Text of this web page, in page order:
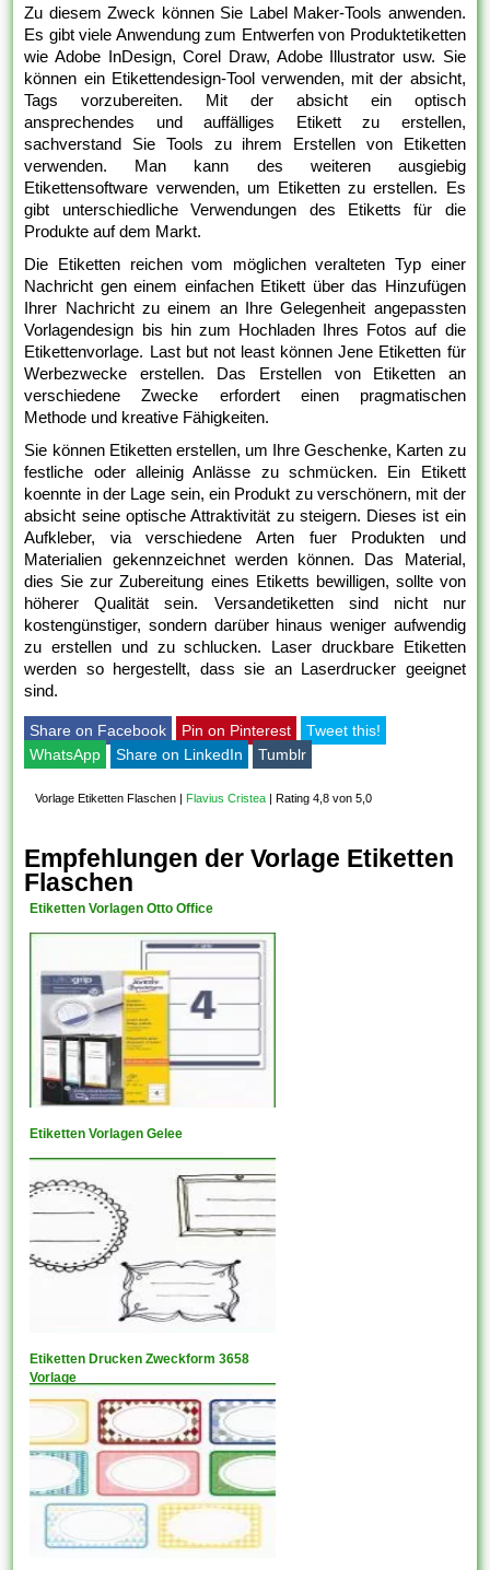
Zu diesem Zweck können Sie Label Maker-Tools anwenden.
Es gibt viele Anwendung zum Entwerfen von Produktetiketten
wie Adobe InDesign, Corel Draw, Adobe Illustrator usw. Sie
können ein Etikettendesign-Tool verwenden, mit der absicht,
Tags vorzubereiten. Mit der absicht ein optisch
ansprechendes und auffälliges Etikett zu erstellen,
sachverstand Sie Tools zu ihrem Erstellen von Etiketten
verwenden. Man kann des weiteren ausgiebig
Etikettensoftware verwenden, um Etiketten zu erstellen. Es
gibt unterschiedliche Verwendungen des Etiketts für die
Produkte auf dem Markt.
Die Etiketten reichen vom möglichen veralteten Typ einer
Nachricht gen einem einfachen Etikett über das Hinzufügen
Ihrer Nachricht zu einem an Ihre Gelegenheit angepassten
Vorlagendesign bis hin zum Hochladen Ihres Fotos auf die
Etikettenvorlage. Last but not least können Jene Etiketten für
Werbezwecke erstellen. Das Erstellen von Etiketten an
verschiedene Zwecke erfordert einen pragmatischen
Methode und kreative Fähigkeiten.
Sie können Etiketten erstellen, um Ihre Geschenke, Karten zu
festliche oder alleinig Anlässe zu schmücken. Ein Etikett
koennte in der Lage sein, ein Produkt zu verschönern, mit der
absicht seine optische Attraktivität zu steigern. Dieses ist ein
Aufkleber, via verschiedene Arten fuer Produkten und
Materialien gekennzeichnet werden können. Das Material,
dies Sie zur Zubereitung eines Etiketts bewilligen, sollte von
höherer Qualität sein. Versandetiketten sind nicht nur
kostengünstiger, sondern darüber hinaus weniger aufwendig
zu erstellen und zu schlucken. Laser druckbare Etiketten
werden so hergestellt, dass sie an Laserdrucker geeignet
sind.
Share on Facebook Pin on Pinterest
Tweet this!
WhatsApp
Share on LinkedIn Tumblr
Vorlage Etiketten Flaschen Flavius Cristea Rating 4,8 von 5,0
Empfehlungen der Vorlage Etiketten
Flaschen
Etiketten Vorlagen Otto Office
Etiketten Vorlagen Gelee
Etiketten Drucken Zweckform 3658
Vorlage